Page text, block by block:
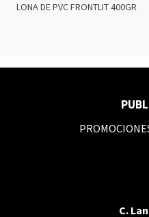
LONA DE PVC FRONTLIT 400GR
C.